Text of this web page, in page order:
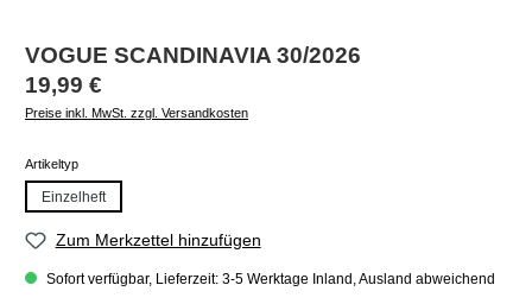
VOGUE SCANDINAVIA 30/2026
Regulärer Preis:
19,99 €
Preise inkl. MwSt. zzgl. Versandkosten
Artikeltypauswählen
Einzelheft
Zum Merkzettel hinzufügen
Sofort verfügbar, Lieferzeit: 3-5 Werktage Inland, Ausland abweichend